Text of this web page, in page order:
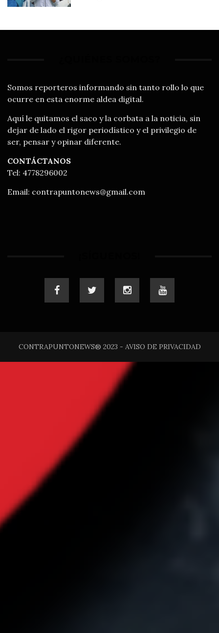
Somos reporteros informando sin tanto rollo lo que
ocurre en esta enorme aldea digital.
Aquí le quitamos el saco y la corbata a la noticia, sin
dejar de lado el rigor periodístico y el privilegio de
ser, pensar y opinar diferente.
CONTÁCTANOS
Tel: 4778296002
Email: contrapuntonews@gmail.com
CONTRAPUNTONEWS® 2023 - AVISO DE PRIVACIDAD